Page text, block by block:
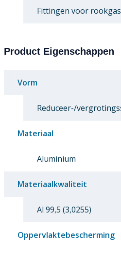
Fittingen voor
Product Eigenschappen
Vorm
Reduceer-/
Materiaal
Aluminium
Materiaalkwaliteit
Al 99,5 (3,0255)
Oppervlaktebescherming